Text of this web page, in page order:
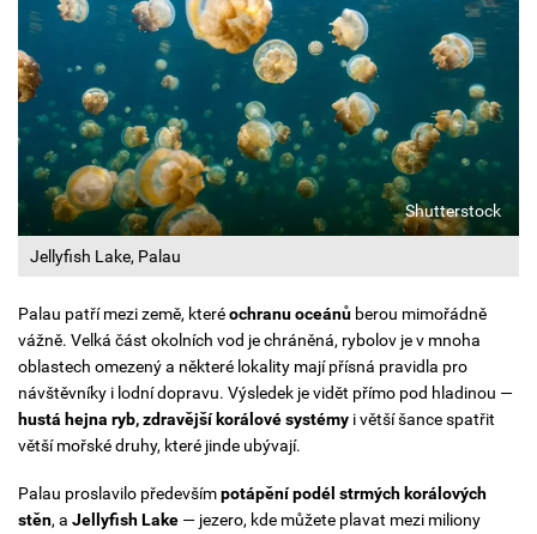
Jellyfish Lake, Palau
Shutterstock
Palau patří mezi země, kteréochranu oceánů berou mimořádně
vážně. Velká část okolních vod je chráněná, rybolov je v mnoha
oblastech omezený a některé lokality mají přísná pravidla pro
návštěvníky i lodní dopravu. Výsledek je vidět přímo pod hladinou —
hustá hejna ryb, zdravější korálové systémy i větší šance spatřit
větší mořské druhy, které jinde ubývají.
Palau proslavilo předevšímpotápění podél strmých korálových
stěn, a Jellyfish Lake — jezero, kde můžete plavat mezi miliony